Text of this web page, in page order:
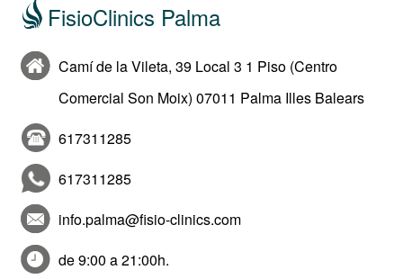
FisioClinics Palma
Camí de la Vileta, 39 Local 3 1 Piso (Centro
Comercial Son Moix) 07011 Palma Illes Balears
617311285
617311285
info.palma@fisio-clinics.com
de 9:00 a 21:00h.